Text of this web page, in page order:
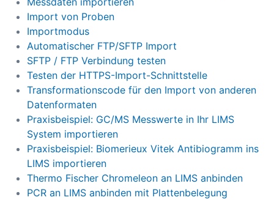
Import von Proben
Importmodus
Automatischer FTP/SFTP Import
SFTP / FTP Verbindung testen
Testen der HTTPS-Import-Schnittstelle
Transformationscode für den Import von anderen
Datenformaten
Praxisbeispiel: GC/MS Messwerte in Ihr LIMS
System importieren
Praxisbeispiel: Biomerieux Vitek Antibiogramm ins
LIMS importieren
Thermo Fischer Chromeleon an LIMS anbinden
PCR an LIMS anbinden mit Plattenbelegung